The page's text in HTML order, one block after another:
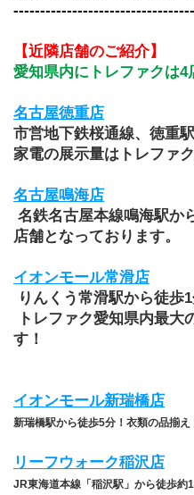
【近隣店舗のご紹介】
愛知県内にトレファクは4
名古屋徳重店
市営地下鉄桜通線、徳重
家電の展示量はトレファ
名古屋鳴海店
店舗となっております。
イオンモール常滑店
りんくう常滑駅から徒歩1
す！
イオンモール新瑞橋店
新瑞橋駅から徒歩5分！衣類の品揃え
リーフウォーク稲沢店
JR東海道本線「稲沢駅」から徒歩約